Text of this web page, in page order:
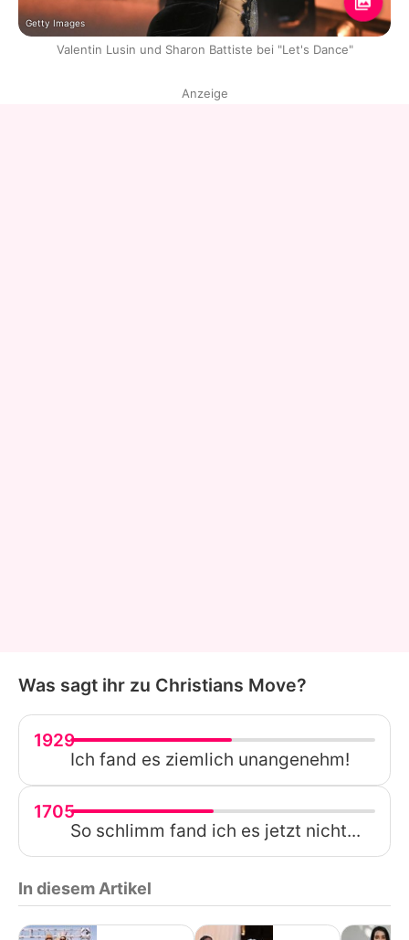
Getty Images
Valentin Lusin und Sharon Battiste bei "Let's Dance"
Anzeige
Was sagt ihr zu Christians Move?
1929
Ich fand es ziemlich unangenehm!
1705
So schlimm fand ich es jetzt nicht...
In diesem Artikel